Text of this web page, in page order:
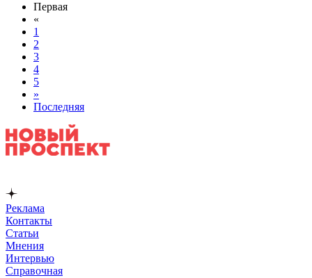
Первая
«
1
2
3
4
5
»
Последняя
Реклама
Контакты
Статьи
Мнения
Интервью
Справочная